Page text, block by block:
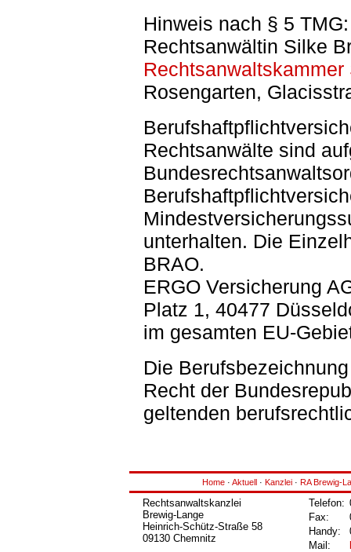
Hinweis nach § 5 TMG:
Rechtsanwältin Silke
Rechtsanwaltskammer
Rosengarten,
Rechtsanwälte sind
unterhalten. Die
BRAO.
ERGO Versicherung
Platz 1, 40477
im gesamten EU-
Die
Recht der
geltenden
Home · Aktuell · Kanzlei · RA Brewig-
Rechtsanwaltskanzlei
Brewig-Lange
Heinrich-Schütz-Straße 58
09130 Chemnitz
Telefon:
Fax:
Handy:
Mail: